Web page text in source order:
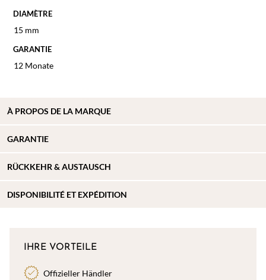
DIAMÈTRE
15 mm
GARANTIE
12 Monate
À PROPOS DE LA MARQUE
GARANTIE
RÜCKKEHR & AUSTAUSCH
DISPONIBILITÉ ET EXPÉDITION
IHRE VORTEILE
Offizieller Händler